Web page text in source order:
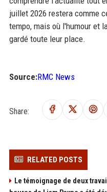
juillet 2026 restera comme
tempo, mais où l'humour et
gardé toute leur place.
Source:RMC News
Share:
RELATED POSTS
Le témoignage de deux